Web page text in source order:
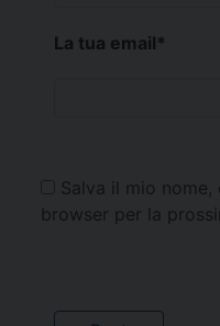
La tua email*
Salva il mio
browser per la